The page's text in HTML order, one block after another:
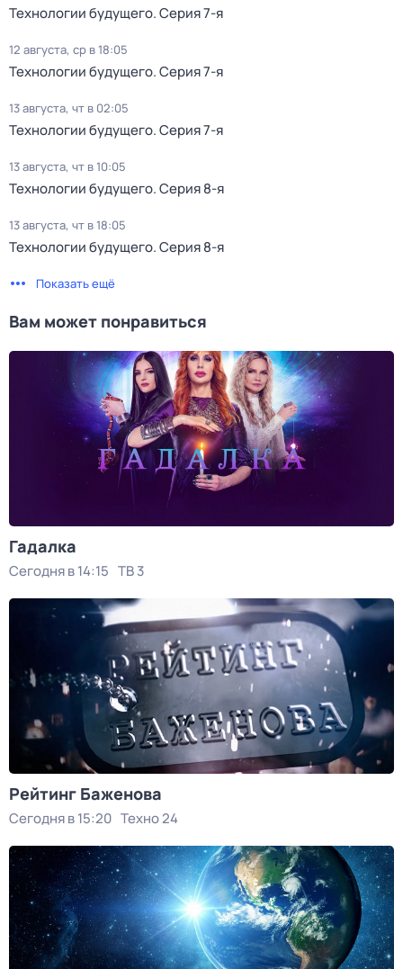
Технологии будущего. Серия 7-я
12 августа, ср в 18:05
Технологии будущего. Серия 7-я
13 августа, чт в 02:05
Технологии будущего. Серия 7-я
13 августа, чт в 10:05
Технологии будущего. Серия 8-я
13 августа, чт в 18:05
Технологии будущего. Серия 8-я
Показать ещё
Вам может понравиться
Гадалка
Сегодня в 14:15 ТВ 3
Рейтинг Баженова
Сегодня в 15:20 Техно 24